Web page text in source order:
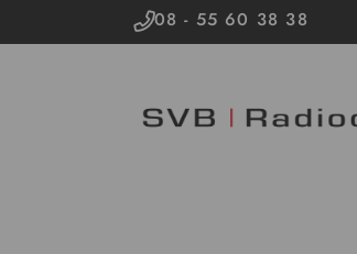
08 - 55 60 38 38